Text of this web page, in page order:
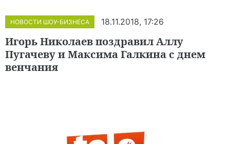
НОВОСТИ ШОУ-БИЗНЕСА 18.11.2018, 17:26
Игорь Николаев поздравил Аллу
Пугачеву и Максима Галкина с днем
венчания